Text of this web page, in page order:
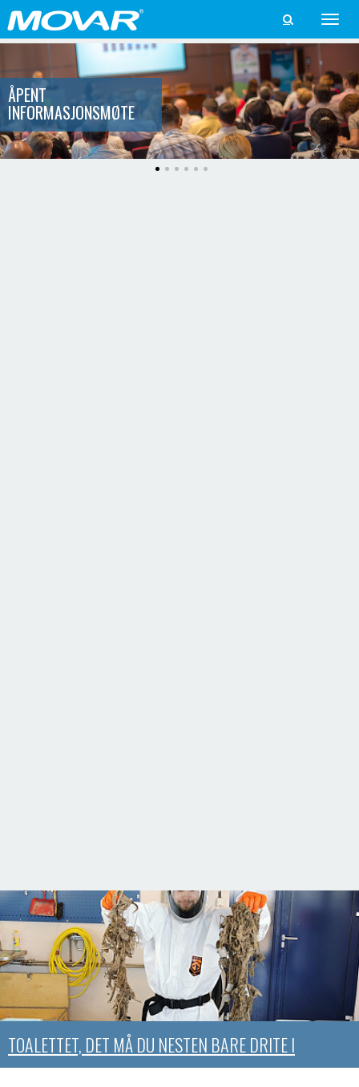
Toggle

ÅPENT
INFORMASJONSMØTE
TOALETTET, DET MÅ DU NESTEN BARE DRITE I